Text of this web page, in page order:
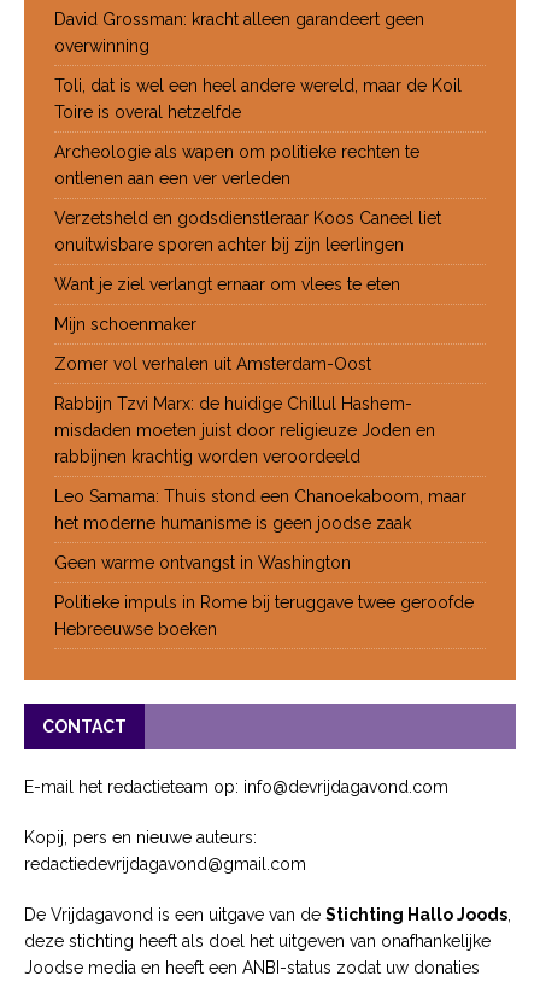
David Grossman: kracht alleen garandeert geen
overwinning
Toli, dat is wel een heel andere wereld, maar de Koil
Toire is overal hetzelfde
Archeologie als wapen om politieke rechten te
ontlenen aan een ver verleden
Verzetsheld en godsdienstleraar Koos Caneel liet
onuitwisbare sporen achter bij zijn leerlingen
Want je ziel verlangt ernaar om vlees te eten
Mijn schoenmaker
Zomer vol verhalen uit Amsterdam-Oost
Rabbijn Tzvi Marx: de huidige Chillul Hashem-
misdaden moeten juist door religieuze Joden en
rabbijnen krachtig worden veroordeeld
Leo Samama: Thuis stond een Chanoekaboom, maar
het moderne humanisme is geen joodse zaak
Geen warme ontvangst in Washington
Politieke impuls in Rome bij teruggave twee geroofde
Hebreeuwse boeken
CONTACT
E-mail het redactieteam op: info@devrijdagavond.com
Kopij, pers en nieuwe auteurs:
redactiedevrijdagavond@gmail.com
De Vrijdagavond is een uitgave van de Stichting Hallo Joods
deze stichting heeft als doel het uitgeven van onafhankelijke
Joodse media en heeft een ANBI-status zodat uw donaties